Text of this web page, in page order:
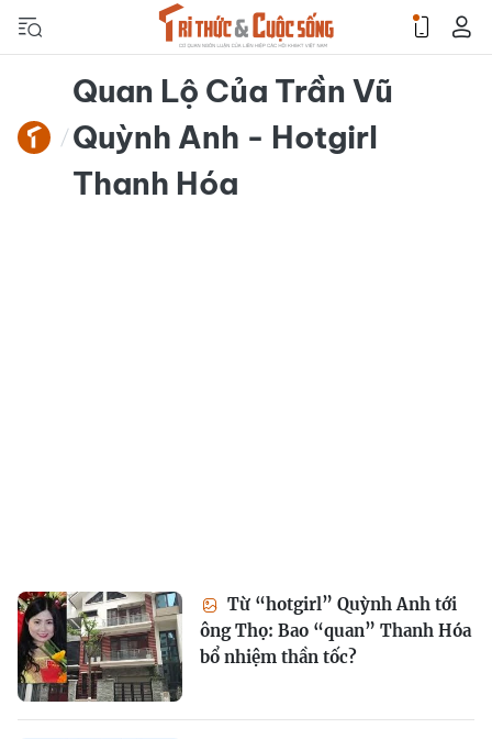
Quan Lộ Của Trần Vũ
Quỳnh Anh - Hotgirl
Thanh Hóa
Từ “hotgirl” Quỳnh Anh tới
ông Thọ: Bao “quan” Thanh Hóa
bổ nhiệm thần tốc?